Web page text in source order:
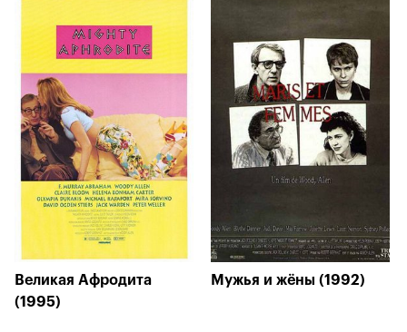
Великая Афродита
(1995)
Мужья и жёны (1992)